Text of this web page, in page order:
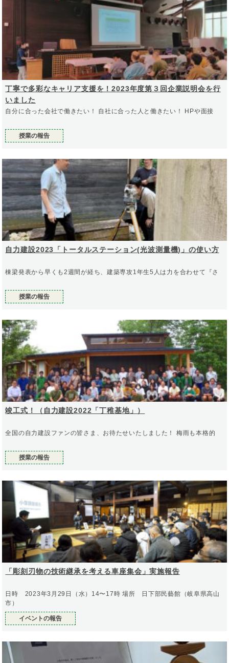
丁寧で多彩なキャリア支援を！2023年度第３回企業説明会を行
いました
自分に合った会社で働きたい！ 自社に合った人と働きたい！ HPや面接
授業の報告
自力建設2023「トータルステーション(光波測量機)」の使い方
棟梁発表から早くも2週間が経ち、建築専攻1年生5人は力を合わせて『さ
授業の報告
竣工式！（自力建設2022「丁稚基地」）
全国の自力建設ファンの皆さま、お待たせいたしました！ 梅雨も本格的
授業の報告
「彫刻刃物の技術継承を考える車座集会」実施報告
日時 2023年3月29日（水）14〜17時 場所 日下部民藝館（岐阜県高山
市）
イベントの報告